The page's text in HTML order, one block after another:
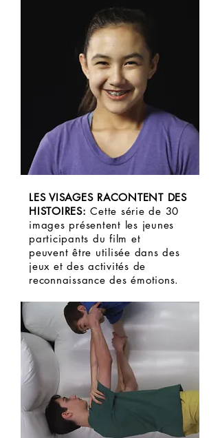
LES VISAGES RACONTENT DES
HISTOIRES: Cette série de 30
images présentent les jeunes
participants du film et
peuvent être utilisée dans des
jeux et des activités de
reconnaissance des émotions.